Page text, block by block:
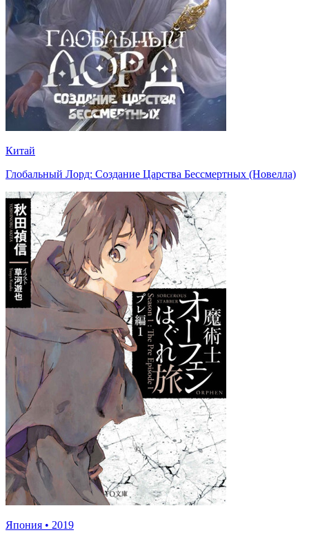
Китай
Глобальный Лорд: Создание Царства Бессмертных (Новелла)
Япония • 2019